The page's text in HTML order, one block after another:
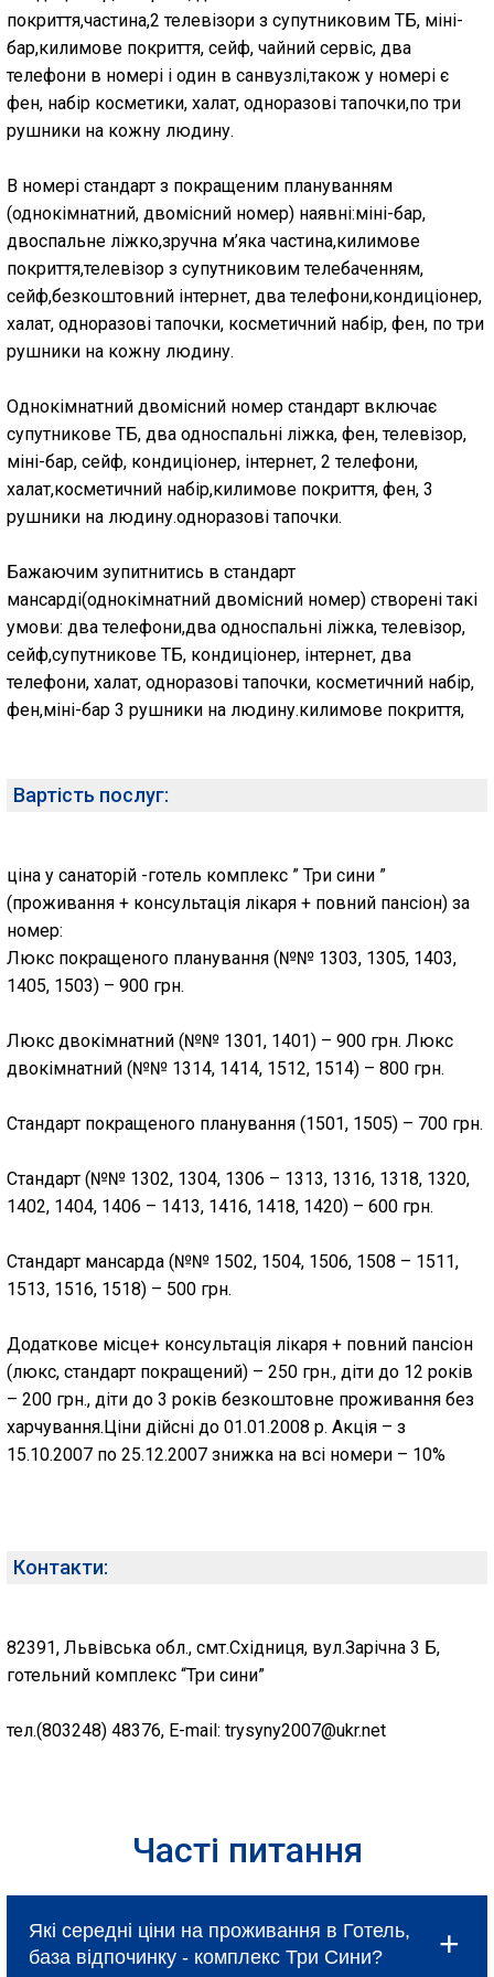
покриття,частина,2 телевізори з супутниковим ТБ, міні-
бар,килимове покриття, сейф, чайний сервіс, два
телефони в номері і один в санвузлі,також у номері є
фен, набір косметики, халат, одноразові тапочки,по три
рушники на кожну людину.
В номері стандарт з покращеним плануванням
(однокімнатний, двомісний номер) наявні:міні-бар,
двоспальне ліжко,зручна м’яка частина,килимове
покриття,телевізор з супутниковим телебаченням,
сейф,безкоштовний інтернет, два телефони,кондиціонер,
халат, одноразові тапочки, косметичний набір, фен, по три
рушники на кожну людину.
Однокімнатний двомісний номер стандарт включає
супутникове ТБ, два односпальні ліжка, фен, телевізор,
міні-бар, сейф, кондиціонер, інтернет, 2 телефони,
халат,косметичний набір,килимове покриття, фен, 3
рушники на людину.одноразові тапочки.
Бажаючим зупитнитись в стандарт
мансарді(однокімнатний двомісний номер) створені такі
умови: два телефони,два односпальні ліжка, телевізор,
сейф,супутникове ТБ, кондиціонер, інтернет, два
телефони, халат, одноразові тапочки, косметичний набір,
фен,міні-бар 3 рушники на людину.килимове покриття,
Вартість послуг:
ціна у санаторій -готель комплекс ” Три сини ”
(проживання + консультація лікаря + повний пансіон) за
номер:
Люкс покращеного планування (№№ 1303, 1305, 1403,
1405, 1503) – 900 грн.
Люкс двокімнатний (№№ 1301, 1401) – 900 грн. Люкс
двокімнатний (№№ 1314, 1414, 1512, 1514) – 800 грн.
Стандарт покращеного планування (1501, 1505) – 700 грн.
Стандарт (№№ 1302, 1304, 1306 – 1313, 1316, 1318, 1320,
1402, 1404, 1406 – 1413, 1416, 1418, 1420) – 600 грн.
Стандарт мансарда (№№ 1502, 1504, 1506, 1508 – 1511,
1513, 1516, 1518) – 500 грн.
Додаткове місце+ консультація лікаря + повний пансіон
(люкс, стандарт покращений) – 250 грн., діти до 12 років
– 200 грн., діти до 3 років безкоштовне проживання без
харчування.Ціни дійсні до 01.01.2008 р. Акція – з
15.10.2007 по 25.12.2007 знижка на всі номери – 10%
Контакти:
82391, Львівська обл., смт.Східниця, вул.Зарічна 3 Б,
готельний комплекс “Три сини”
тел.(803248) 48376, E-mail: trysyny2007@ukr.net
Часті питання
Які середні ціни на проживання в Готель,
база відпочинку - комплекс Три Сини?